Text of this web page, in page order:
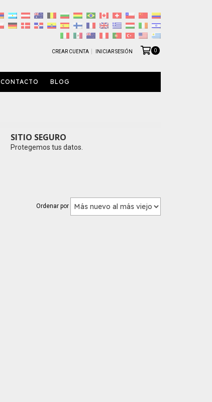
CREAR CUENTA INICIAR SESIÓN 0
CONTACTO BLOG
SITIO SEGURO
Protegemos tus datos.
Ordenar por